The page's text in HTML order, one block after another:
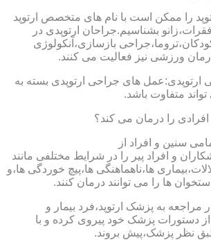
را ممکن است با نام های متخصص ارتوپد
بشناسیم.جراحان ارتوپدی در
بازسازی،آنکولوژی
ورزشی نیز فعالیت می کنند.
ارتوپدی:عمل های جراحی ارتوپدی بسته به
متفاوت باشد.
را درمان می کند؟
سنین و افراد از
و افراد پیر را در شرایط مختلفی مانند
ها،ناهماهنگی ها،پیچ خوردگی ها،و
ها را می توانند درمان کنند.
به پزشک ارتوپد،فرد بیمار و
از دستورات پزشک خود پیروی کرده و با
نظر پزشک،پیش بروند.